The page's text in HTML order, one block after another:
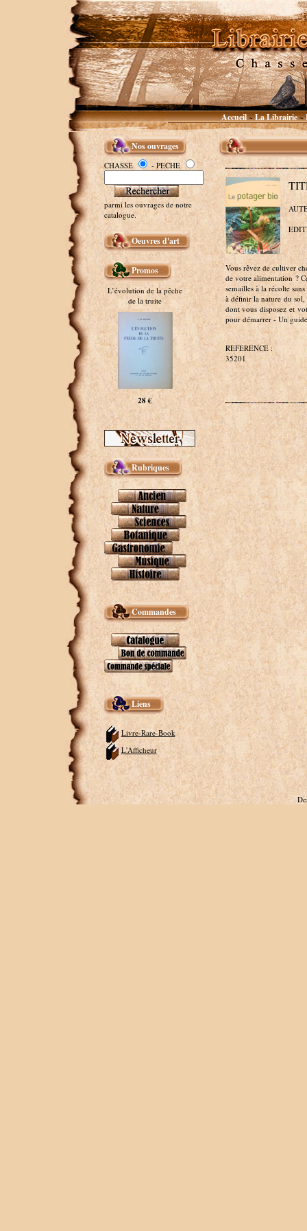
Accueil~La Librairie~
Nos ouvrages
CHASSE - PECHE
parmi les ouvrages de notre
catalogue.
Oeuvres d'art
Promos
L’évolution de la pêche
de la truite
28 €
Rubriques
Commandes
Liens
Livre-Rare-Book
L'Afficheur
Vous rêvez de cultiver
de votre alimentation ?
semailles à la récolte
à définir la nature du
dont vous disposez et
pour démarrer - Un
REFERENCE :
35201